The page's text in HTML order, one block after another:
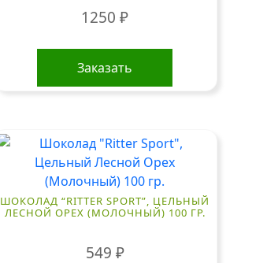
1250₽
Заказать
ШОКОЛАД “RITTER SPORT”, ЦЕЛЬНЫЙ
ЛЕСНОЙ ОРЕХ (МОЛОЧНЫЙ) 100 ГР.
549 ₽